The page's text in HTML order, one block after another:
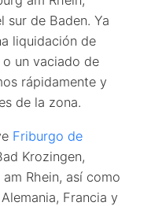
sur de Baden. Ya
liquidación de
un vaciado de
rápidamente y
de la zona.
Friburgo de
Krozingen,
Rhein, así como
Francia y